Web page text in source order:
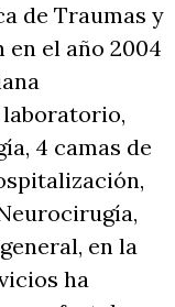
de Traumas y
el año 2004
4 camas de
en la
ha